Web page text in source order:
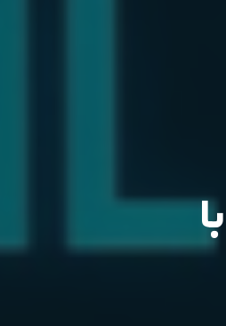
همگام‌سازی تقویم SmarterMail با Outlook با